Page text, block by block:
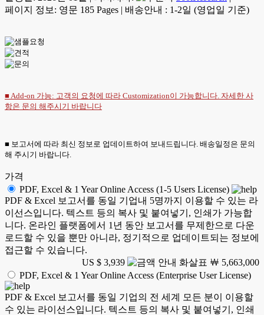
페이지 정보: 영문 185 Pages | 배송안내 : 1-2일 (영업일 기준)
■ Add-on 가능: 고객의 요청에 따라 Customization이 가능합니다. 자세한 사
항은 문의 해주시기 바랍니다
■ 보고서에 따라 최신 정보로 업데이트하여 보내드립니다. 배송일정은 문의
해 주시기 바랍니다.
가격
PDF, Excel & 1 Year Online Access (1-5 Users License)
PDF & Excel 보고서를 동일 기업내 5명까지 이용할 수 있는 라
이선스입니다. 텍스트 등의 복사 및 붙여넣기, 인쇄가 가능합
니다. 온라인 플랫폼에서 1년 동안 보고서를 무제한으로 다운
로드할 수 있을 뿐만 아니라, 정기적으로 업데이트되는 정보에
접근할 수 있습니다.
US $ 3,939
￦ 5,663,000
PDF, Excel & 1 Year Online Access (Enterprise User License)
PDF & Excel 보고서를 동일 기업의 전 세계 모든 분이 이용할
수 있는 라이선스입니다. 텍스트 등의 복사 및 붙여넣기, 인쇄